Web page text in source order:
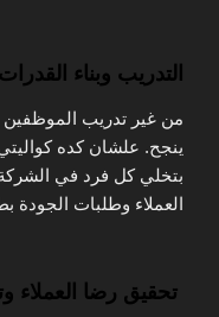
التدريب وبناء القدرات
من غير تدريب الموظفين
ينجح. علشان كده
بتخلي كل فرد في
العملاء وطلبات الجودة
تحقيق رضا العملاء